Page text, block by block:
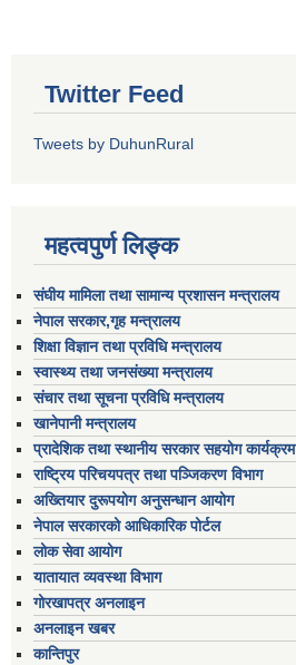
Twitter Feed
Tweets by DuhunRural
महत्वपुर्ण लिङ्क
संघीय मामिला तथा सामान्य प्रशासन मन्त्रालय
नेपाल सरकार,गृह मन्त्रालय
शिक्षा विज्ञान तथा प्रविधि मन्त्रालय
स्वास्थ्य तथा जनसंख्या मन्त्रालय
संचार तथा सूचना प्रविधि मन्त्रालय
खानेपानी मन्त्रालय
प्रादेशिक तथा स्थानीय सरकार सहयोग कार्यक्रम
राष्ट्रिय परिचयपत्र तथा पञ्जिकरण विभाग
अख्तियार दुरूपयोग अनुसन्धान आयोग
नेपाल सरकारको आधिकारिक पोर्टल
लोक सेवा आयोग
यातायात व्यवस्था विभाग
गोरखापत्र अनलाइन
अनलाइन खबर
कान्तिपुर